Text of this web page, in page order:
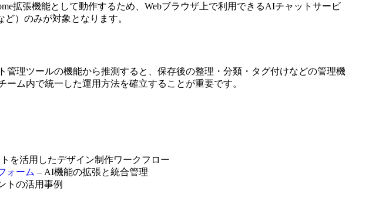
拡張機能として動作するため、Webブラウザ上で利用できるAIチャットサービ
ど）のみが対象となります。
理ツールの機能から推測すると、保存後の整理・分類・タグ付けなどの管理機
ム内で統一した運用方法を確立することが重要です。
を活用したデザイン制作ワークフロー
ォーム – AI機能の拡張と統合管理
トの活用事例